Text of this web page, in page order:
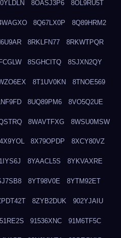
8OASJ3P6 8OL9RU5T
8Q67LX0P 8Q89HRM2
8RKLFN77 8RKWTPQR
8SGHCITQ 8SJXN2QY
8T1UV0KN 8TNOE569
8UQ89PM6 8VO5Q2UE
8WAVTFXG 8WSU0MSW
8X79OPDP 8XCY80VZ
8YAACL5S 8YKVAXRE
8YT98V0E 8YTM92ET
8ZYB2DUK 902YJAIU
91536XNC 91M6TF5C